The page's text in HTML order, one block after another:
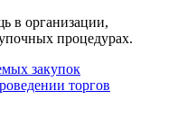
в организации,
процедурах.
закупок
торгов